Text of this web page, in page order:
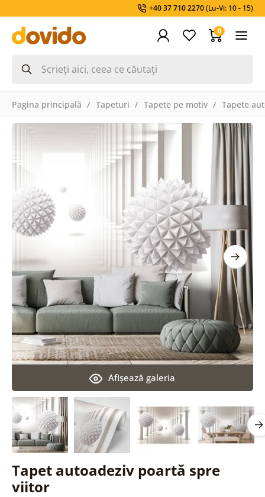
+40 37 710 2270(Lu-Vi: 10 - 15)
0
Pagina principală Tapeturi Tapete pe motiv Tapete
Tapet autoadeziv poartă spre
viitor
Afişează galeria